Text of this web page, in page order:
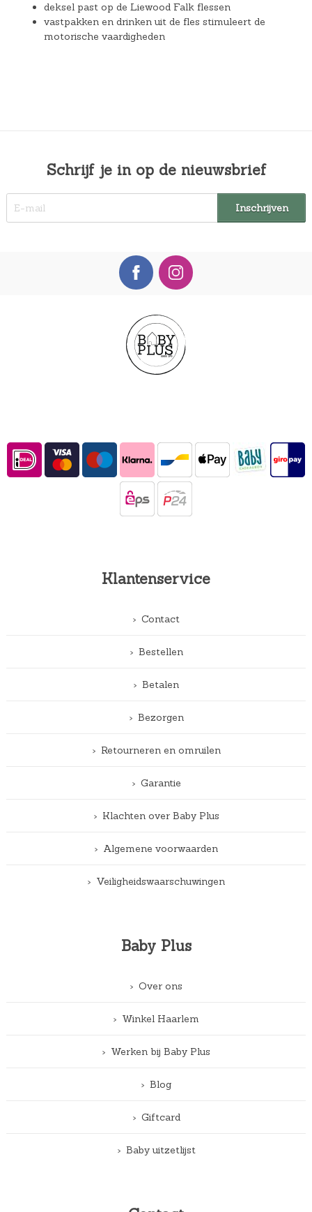
deksel past op de Liewood Falk flessen
vastpakken en drinken uit de fles stimuleert de
motorische vaardigheden
Schrijf je in op de nieuwsbrief
Klantenservice
Contact
Bestellen
Betalen
Bezorgen
Retourneren en omruilen
Garantie
Klachten over Baby Plus
Algemene voorwaarden
Veiligheidswaarschuwingen
Baby Plus
Over ons
Winkel Haarlem
Werken bij Baby Plus
Blog
Giftcard
Baby uitzetlijst